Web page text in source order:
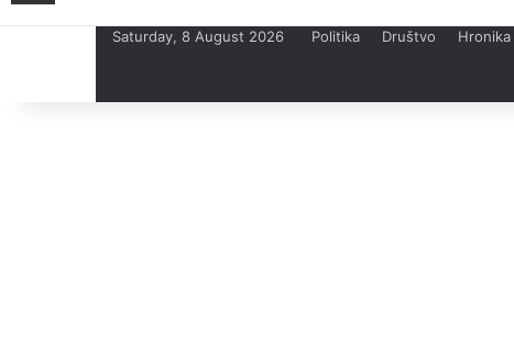
Saturday, 8 August 2026 Politika Društvo Hronika